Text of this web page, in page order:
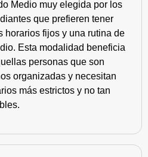
Medio muy elegida por los
que prefieren tener
horarios fijos y una rutina de
Esta modalidad beneficia
personas que son
organizadas y necesitan
más estrictos y no tan